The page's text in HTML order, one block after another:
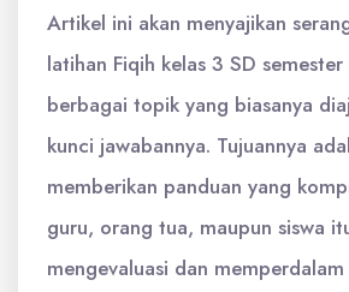
Artikel ini akan menyajikan
latihan Fiqih kelas 3 SD
berbagai topik yang biasanya
kunci jawabannya. Tujuannya
memberikan panduan yang
guru, orang tua, maupun siswa
mengevaluasi dan